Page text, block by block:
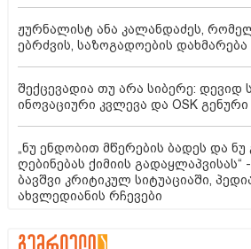
ჟურნალისტ ანა კალანდაძეს,
ებრძვის, საზოგადოების
შექცევადია თუ არა სიბერე: დევიდ
ინოვაციური კვლევა და OSK
„ნუ ენდობით მწერების ბადეს და
ღებინებას ქიმიის
ბავშვი კრიტიკულ სიტუაციაში,
ახვლედიანის რჩევები